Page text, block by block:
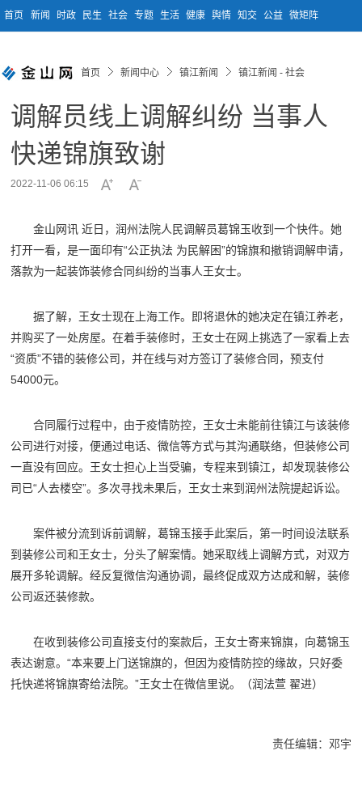
首页 新闻 时政 民生 社会 专题 生活 健康 舆情 知交 公益 微矩阵
首页 新闻中心 镇江新闻 镇江新闻 - 社会
调解员线上调解纠纷 当事人
快递锦旗致谢
2022-11-06 06:15
金山网讯 近日，润州法院人民调解员葛锦玉收到一个快件。她
打开一看，是一面印有“公正执法 为民解困”的锦旗和撤销调解申请，
落款为一起装饰装修合同纠纷的当事人王女士。
据了解，王女士现在上海工作。即将退休的她决定在镇江养老，
并购买了一处房屋。在着手装修时，王女士在网上挑选了一家看上去
“资质”不错的装修公司，并在线与对方签订了装修合同，预支付
54000元。
合同履行过程中，由于疫情防控，王女士未能前往镇江与该装修
公司进行对接，便通过电话、微信等方式与其沟通联络，但装修公司
一直没有回应。王女士担心上当受骗，专程来到镇江，却发现装修公
司已“人去楼空”。多次寻找未果后，王女士来到润州法院提起诉讼。
案件被分流到诉前调解，葛锦玉接手此案后，第一时间设法联系
到装修公司和王女士，分头了解案情。她采取线上调解方式，对双方
展开多轮调解。经反复微信沟通协调，最终促成双方达成和解，装修
公司返还装修款。
在收到装修公司直接支付的案款后，王女士寄来锦旗，向葛锦玉
表达谢意。“本来要上门送锦旗的，但因为疫情防控的缘故，只好委
托快递将锦旗寄给法院。”王女士在微信里说。
（润法萱 翟进）
责任编辑：邓宇